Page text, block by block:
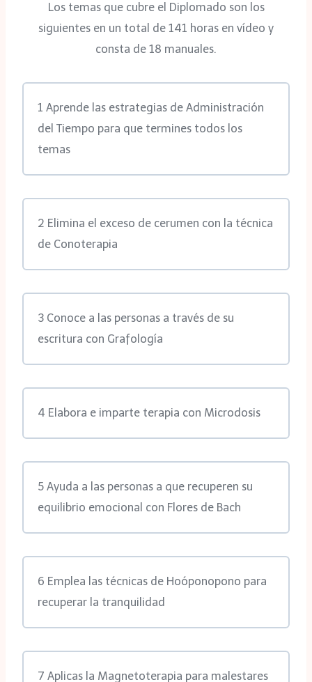
Los temas que cubre el Diplomado son los
siguientes en un total de 141 horas en vídeo y
consta de 18 manuales.
1 Aprende las estrategias de Administración
del Tiempo para que termines todos los
temas
2 Elimina el exceso de cerumen con la técnica
de Conoterapia
3 Conoce a las personas a través de su
escritura con Grafología
4 Elabora e imparte terapia con Microdosis
5 Ayuda a las personas a que recuperen su
equilibrio emocional con Flores de Bach
6 Emplea las técnicas de Hoóponopono para
recuperar la tranquilidad
7 Aplicas la Magnetoterapia para malestares